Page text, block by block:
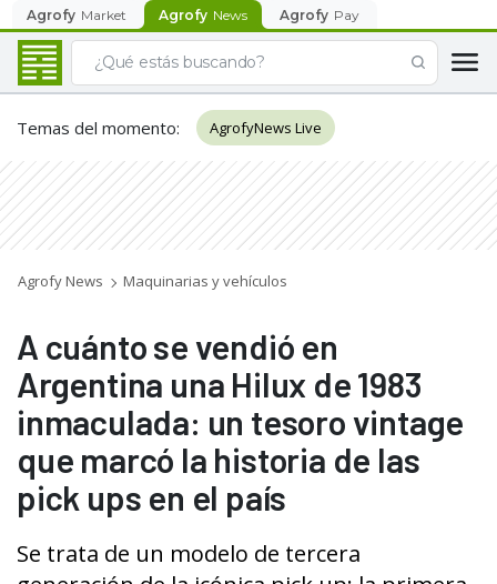
Agrofy Market Agrofy News Agrofy Pay
Temas del momento: AgrofyNews Live
Agrofy News Maquinarias y vehículos
A cuánto se vendió en
Argentina una Hilux de 1983
inmaculada: un tesoro vintage
que marcó la historia de las
pick ups en el país
Se trata de un modelo de tercera